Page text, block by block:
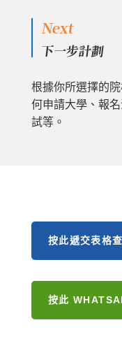
Next
下一步計劃
根據你所選擇的
何申請大學、報
試等。
按此遞交表格
按此